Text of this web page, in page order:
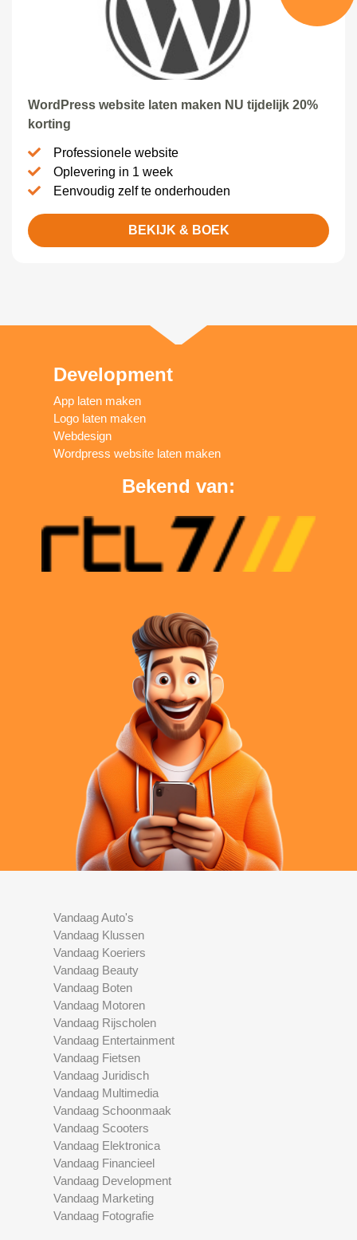
WordPress website laten maken NU tijdelijk 20%
korting
Professionele website
Oplevering in 1 week
Eenvoudig zelf te onderhouden
BEKIJK & BOEK
Development
App laten maken
Logo laten maken
Webdesign
Wordpress website laten maken
Bekend van:
Vandaag Auto's
Vandaag Klussen
Vandaag Koeriers
Vandaag Beauty
Vandaag Boten
Vandaag Motoren
Vandaag Rijscholen
Vandaag Entertainment
Vandaag Fietsen
Vandaag Juridisch
Vandaag Multimedia
Vandaag Schoonmaak
Vandaag Scooters
Vandaag Elektronica
Vandaag Financieel
Vandaag Development
Vandaag Marketing
Vandaag Fotografie